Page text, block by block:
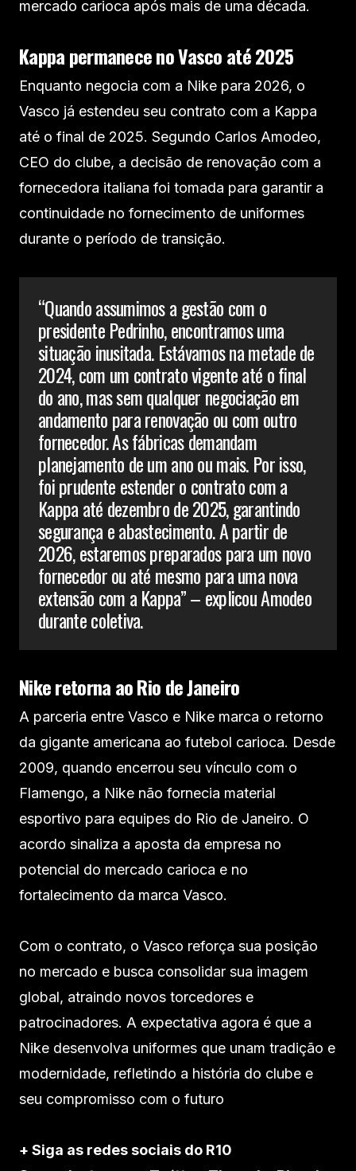
mercado carioca após mais de uma década.
Kappa permanece no Vasco até 2025
Enquanto negocia com a Nike para 2026, o
Vasco já estendeu seu contrato com a Kappa
até o final de 2025. Segundo Carlos Amodeo,
CEO do clube, a decisão de renovação com a
fornecedora italiana foi tomada para garantir a
continuidade no fornecimento de uniformes
durante o período de transição.
“Quando assumimos a gestão com o
presidente Pedrinho, encontramos uma
situação inusitada. Estávamos na metade de
2024, com um contrato vigente até o final
do ano, mas sem qualquer negociação em
andamento para renovação ou com outro
fornecedor. As fábricas demandam
planejamento de um ano ou mais. Por isso,
foi prudente estender o contrato com a
Kappa até dezembro de 2025, garantindo
segurança e abastecimento. A partir de
2026, estaremos preparados para um novo
fornecedor ou até mesmo para uma nova
extensão com a Kappa” – explicou Amodeo
durante coletiva.
Nike retorna ao Rio de Janeiro
A parceria entre Vasco e Nike marca o retorno
da gigante americana ao futebol carioca. Desde
2009, quando encerrou seu vínculo com o
Flamengo, a Nike não fornecia material
esportivo para equipes do Rio de Janeiro. O
acordo sinaliza a aposta da empresa no
potencial do mercado carioca e no
fortalecimento da marca Vasco.
Com o contrato, o Vasco reforça sua posição
no mercado e busca consolidar sua imagem
global, atraindo novos torcedores e
patrocinadores. A expectativa agora é que a
Nike desenvolva uniformes que unam tradição e
modernidade, refletindo a história do clube e
seu compromisso com o futuro
+ Siga as redes sociais do R10